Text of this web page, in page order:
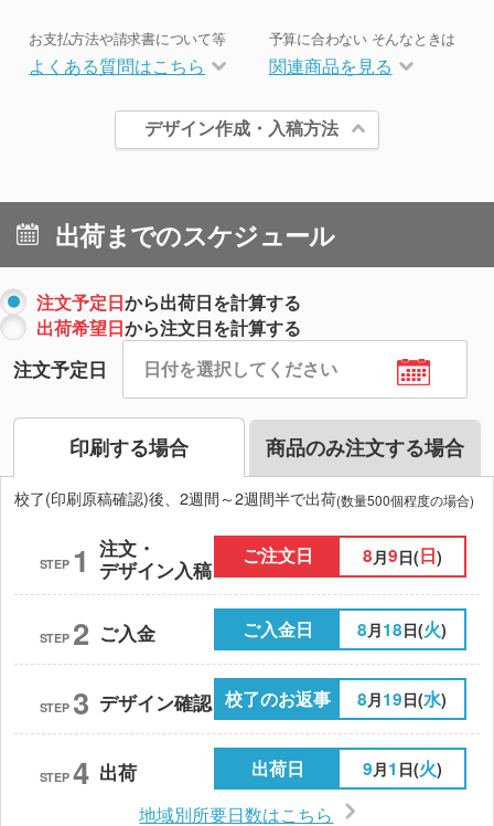
お支払方法や請求書について等
よくある質問はこちら
予算に合わない そんなときは
関連商品を見る
デザイン作成・入稿方法
出荷までのスケジュール
注文予定日から出荷日を計算する
出荷希望日から注文日を計算する
注文予定日
印刷する場合 商品のみ注文する場合
校了(印刷原稿確認)後、2週間～2週間半で出荷(数量500個程度の場合)
STEP 1 注文・
デザイン入稿
ご注文日 8 月9日(日)
STEP 2 ご入金 ご入金日 8月18日(火)
STEP 3 デザイン確認 校了のお返事 8月19日(水)
STEP 4 出荷 出荷日 9月1 日(火)
地域別所要日数はこちら